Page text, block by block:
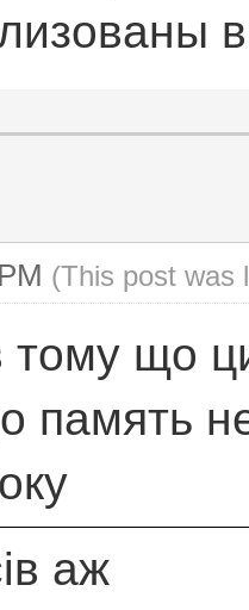
(This post was
тому що
память
аж